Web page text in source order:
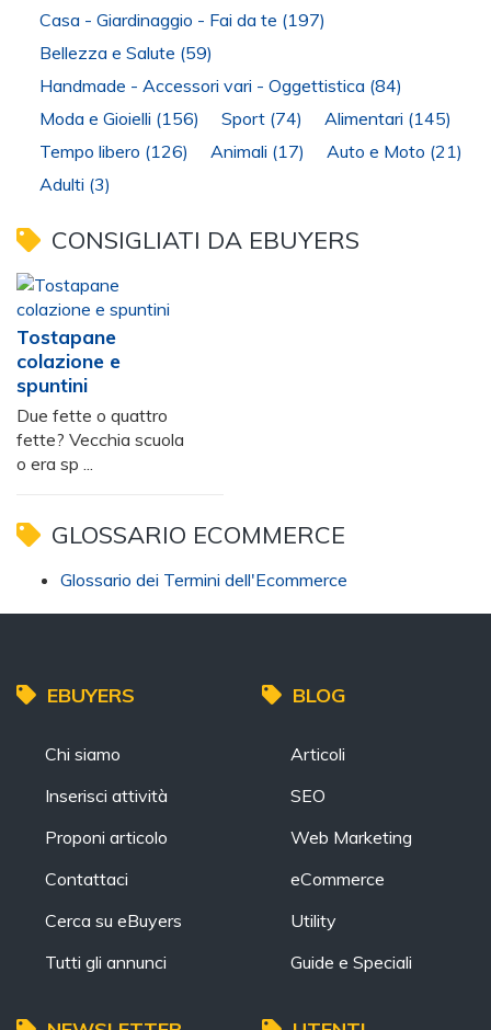
Casa - Giardinaggio - Fai da te (197)
Bellezza e Salute (59)
Handmade - Accessori vari - Oggettistica (84)
Moda e Gioielli (156) Sport (74) Alimentari (145)
Tempo libero (126) Animali (17) Auto e Moto (21)
Adulti (3)
CONSIGLIATI DA EBUYERS
Tostapane
colazione e
spuntini
Due fette o quattro
fette? Vecchia scuola
o era sp ...
GLOSSARIO ECOMMERCE
Glossario dei Termini dell'Ecommerce
EBUYERS
Chi siamo
Inserisci attività
Proponi articolo
Contattaci
Cerca su eBuyers
Tutti gli annunci
BLOG
Articoli
SEO
Web Marketing
eCommerce
Utility
Guide e Speciali